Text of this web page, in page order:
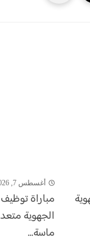
أغسطس 7, 2026
الجهوية
ماسة...